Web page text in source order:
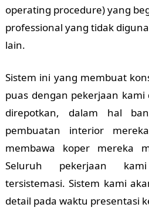
operating procedure) yang
professional yang tidak
lain.
Sistem ini yang membuat
puas dengan pekerjaan
direpotkan, dalam hal
pembuatan interior
membawa koper mereka
Seluruh pekerjaan
tersistemasi. Sistem kami
detail pada waktu presentasi